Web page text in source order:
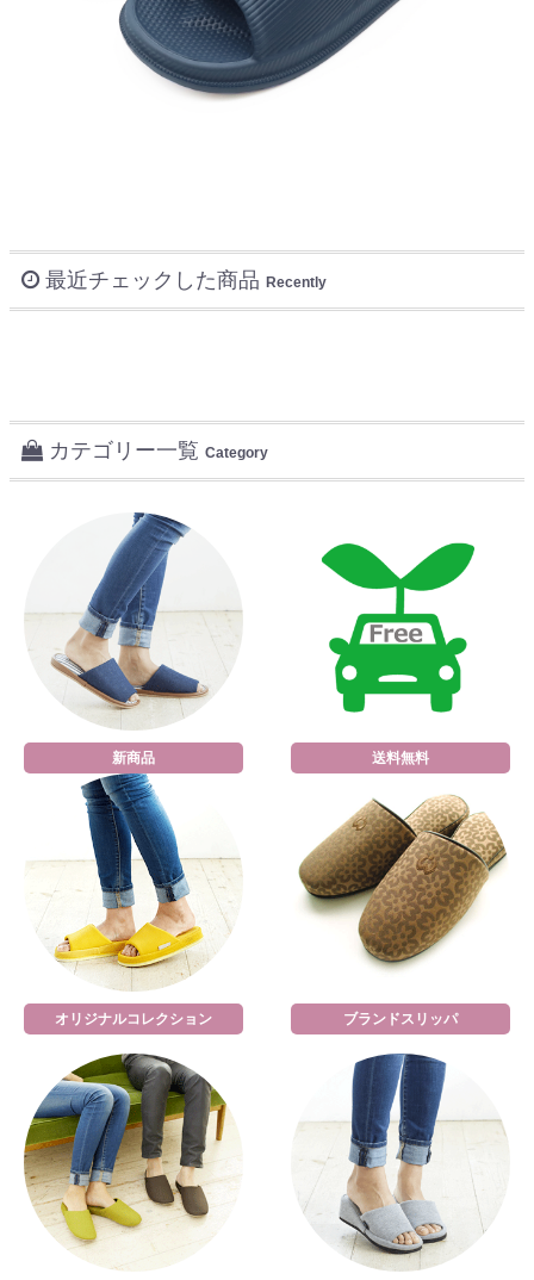
最近チェックした商品 Recently
カテゴリー一覧 Category
新商品 送料無料
オリジナルコレクション ブランドスリッパ